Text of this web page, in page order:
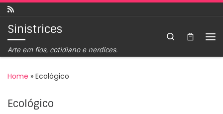
Skip to content
Sinistrices
Arte em fios, cotidiano e nerdices.
Search
Home » Ecológico
Ecológico